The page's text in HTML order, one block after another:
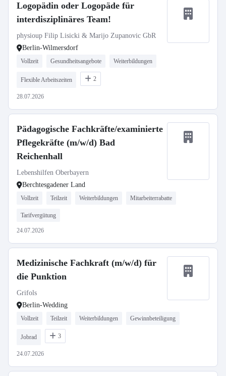
Logopädin oder Logopäde für
interdisziplinäres Team!
physioup Filip Lisicki & Marijo Zupanovic GbR
Berlin-Wilmersdorf
Vollzeit Gesundheitsangebote Weiterbildungen
Flexible Arbeitszeiten 2
28.07.2026
Pädagogische Fachkräfte/examinierte
Pflegekräfte (m/w/d) Bad
Reichenhall
Lebenshilfen Oberbayern
Berchtesgadener Land
Vollzeit Teilzeit Weiterbildungen Mitarbeiterrabatte
Tarifvergütung
24.07.2026
Medizinische Fachkraft (m/w/d) für
die Punktion
Grifols
Berlin-Wedding
Vollzeit Teilzeit Weiterbildungen Gewinnbeteiligung
Jobrad 3
24.07.2026